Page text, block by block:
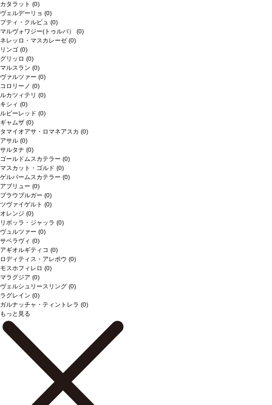
カタラット (0)
ヴェルデーリョ (0)
プティ・クルビュ (0)
マルヴォワジー(トゥルバ） (0)
ネレッロ・マスカレーゼ (0)
リンゴ (0)
グリッロ (0)
マルスラン (0)
ヴァルツァー (0)
コロリーノ (0)
ルカツィテリ (0)
キシィ (0)
ルビーレッド (0)
ギャムザ (0)
タマイオアサ・ロマネアスカ (0)
アサル (0)
サルタナ (0)
ゴールドムスカテラー (0)
マスカット・ゴルド (0)
ゲルバームスカテラー (0)
アブリュー (0)
ブラウブルガー (0)
ツヴァイゲルト (0)
オレンジ (0)
リボッラ・ジャッラ (0)
ヴュルツァー (0)
サペラヴィ (0)
アギオルギティコ (0)
ロディティス・アレポウ (0)
モスホフィレロ (0)
マラグジア (0)
ヴェルシュリースリング (0)
ラグレイン (0)
ガルナッチャ・ティントレラ (0)
もっと見る